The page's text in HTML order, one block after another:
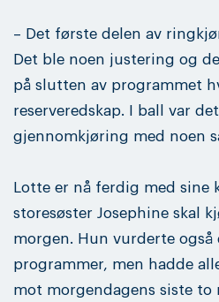
– Det første delen av
Det ble noen justering og
på slutten av programmet
reserveredskap. I ball var
gjennomkjøring med noen
Lotte er nå ferdig med sine
storesøster Josephine skal
morgen. Hun vurderte også
programmer, men hadde
mot morgendagens siste to